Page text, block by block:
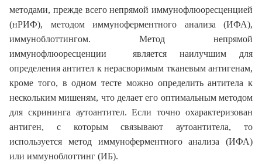
методами, прежде всего непрямой иммунофлюоресценцией
(нРИФ), методом иммуноферментного анализа (ИФА),
иммуноблоттингом. Метод непрямой
иммунофлюоресценции является наилучшим для
определения антител к нерасворимым тканевым антигенам,
кроме того, в одном тесте можно определить антитела к
нескольким мишеням, что делает его оптимальным методом
для скрининга аутоантител. Если точно охарактеризован
антиген, с которым связывают аутоантитела, то
используется метод иммуноферментного анализа (ИФА)
или иммуноблоттинг (ИБ).